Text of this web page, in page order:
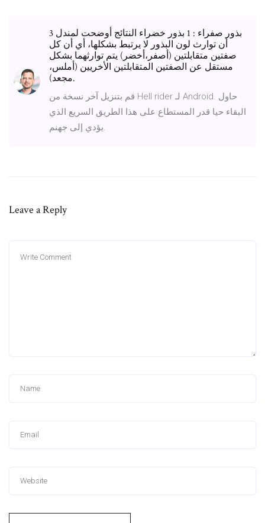
3 بذور صفراء : 1 بذور خضراء النتائج أوضحت لمندل
أن توارث لون البذور لا يرتبط بشكلها، أي أن كل
صفتين متقابلتين (أصفر،أخضر) يتم توارثهما بشكل
مستقل عن الصفتين المتقابلتين الأخريين (أملس،
مجعد).
قم بتنزيل آخر نسخة من Hell rider لـ Android. حاول
البقاء حيا قدر المستطاع على هذا الطريق السريع الذي
يؤدي إلى جهنم.
Leave a Reply